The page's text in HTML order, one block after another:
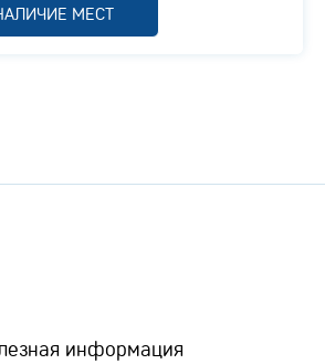
МЕСТ
информация